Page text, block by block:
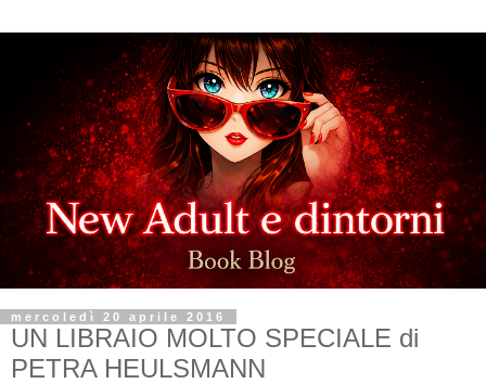
mercoledì 20 aprile 2016
UN LIBRAIO MOLTO SPECIALE di
PETRA HEULSMANN